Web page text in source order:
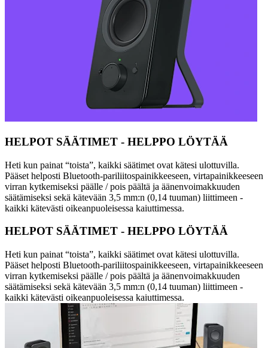
HELPOT SÄÄTIMET - HELPPO LÖYTÄÄ
Heti kun painat “toista”, kaikki säätimet ovat kätesi ulottuvilla.
Pääset helposti Bluetooth-pariliitospainikkeeseen, virtapainikkeeseen
virran kytkemiseksi päälle / pois päältä ja äänenvoimakkuuden
säätämiseksi sekä kätevään 3,5 mm:n (0,14 tuuman) liittimeen -
kaikki kätevästi oikeanpuoleisessa kaiuttimessa.
HELPOT SÄÄTIMET - HELPPO LÖYTÄÄ
Heti kun painat “toista”, kaikki säätimet ovat kätesi ulottuvilla.
Pääset helposti Bluetooth-pariliitospainikkeeseen, virtapainikkeeseen
virran kytkemiseksi päälle / pois päältä ja äänenvoimakkuuden
säätämiseksi sekä kätevään 3,5 mm:n (0,14 tuuman) liittimeen -
kaikki kätevästi oikeanpuoleisessa kaiuttimessa.